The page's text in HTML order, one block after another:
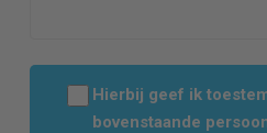
Hierbij geef ik
bovenstaande